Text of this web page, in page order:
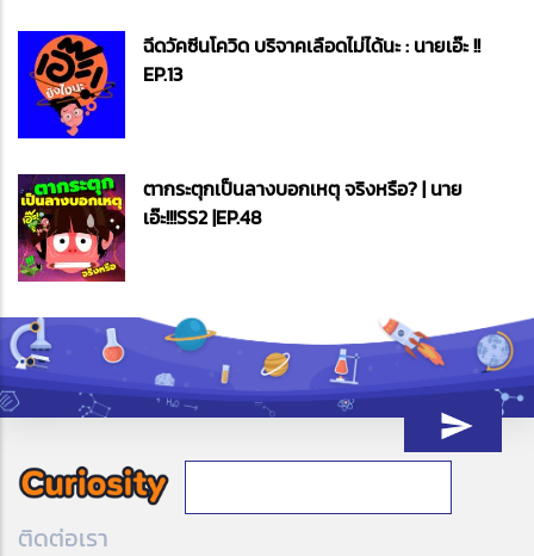
ฉีดวัคซีนโควิด บริจาคเลือดไม่ได้นะ : นายเอ๊ะ !!
EP.13
ตากระตุกเป็นลางบอกเหตุ จริงหรือ? | นาย
เอ๊ะ!!!SS2 |EP.48
ติดต่อเรา